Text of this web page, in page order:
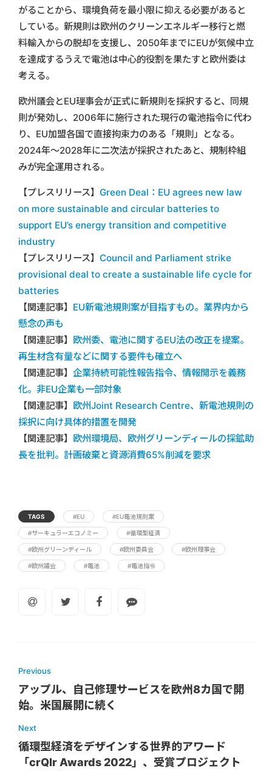
がることから、環境負荷を最小限に抑える必要があると
している。新規則は欧州のクリーンエネルギー移行と燃
料輸入からの脱却を支援し、2050年までにEUが気候中立
を達成するうえで電池は中心的役割を果たすと欧州委は
考える。
欧州議会とEU理事会が正式に新規則を採択すると、同規
則が発効し、2006年に施行された現行の電池指令に代わ
り、EU加盟各国で直接拘束力のある「規則」となる。
2024年～2028年に二次法が採択されたあと、規制枠組
みが完全運用される。
【プレスリリース】 Green Deal：EU agrees new law
on more sustainable and circular batteries to
support EU’s energy transition and competitive
industry
【プレスリリース】 Council and Parliament strike
provisional deal to create a sustainable life cycle for
batteries
【関連記事】 EU新電池規則案が目指すもの。業界内から
懸念の声も
【関連記事】 欧州委、電池に関するEU法の改正を提案。
再生材含有量などに関する要件も確立へ
【関連記事】 企業持続可能性報告指令、情報開示を義務
化。非EU企業も一部対象
【関連記事】 欧州Joint Research Centre、新電池規則の
採択に向け具体的措置を開発
【関連記事】 欧州環境局、欧州グリーンディールの採鉱助
長を批判。計画破棄と資源消費65%削減を要求
TAGS #EU #EU電池規則案
#サーキュラーエコノミー #循環型経済
#欧州グリーンディール #欧州委員会 #欧州理事会
#欧州議会 #電池 #電池指令
Previous
アップル、自己修理サービスを欧州8カ国で開
始。米国展開に続く
Next
循環型経済をデザインする世界的アワード
「crQlr Awards 2022」、受賞プロジェクト